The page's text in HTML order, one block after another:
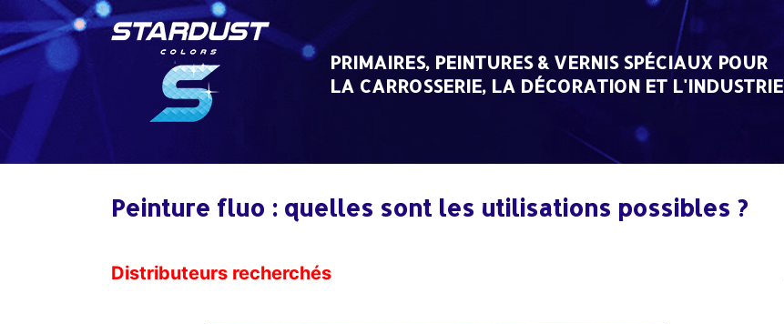
to
content
PRIMAIRES, PEINTURES & VERNIS SPÉCIAUX POUR
LA CARROSSERIE, LA DÉCORATION ET L'INDUSTRIE
Peinture fluo : quelles sont les utilisations possibles ?
Distributeurs recherchés